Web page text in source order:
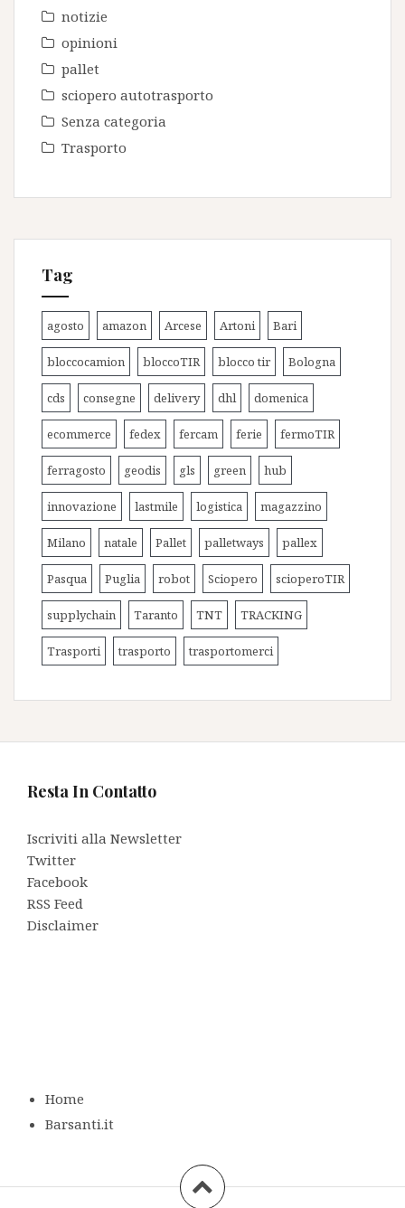
notizie
opinioni
pallet
sciopero autotrasporto
Senza categoria
Trasporto
Tag
agosto amazon Arcese Artoni Bari
bloccocamion bloccoTIR blocco tir Bologna
cds consegne delivery dhl domenica
ecommerce fedex fercam ferie fermoTIR
ferragosto geodis gls green hub
innovazione lastmile logistica magazzino
Milano natale Pallet palletways pallex
Pasqua Puglia robot Sciopero scioperoTIR
supplychain Taranto TNT TRACKING
Trasporti trasporto trasportomerci
Resta In Contatto
Iscriviti alla Newsletter
Twitter
Facebook
RSS Feed
Disclaimer
Home
Barsanti.it